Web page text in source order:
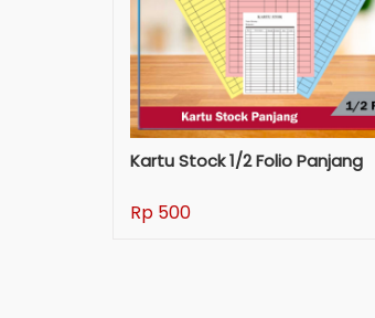
Kartu Stock 1/2 Folio Panjang
Rp 500